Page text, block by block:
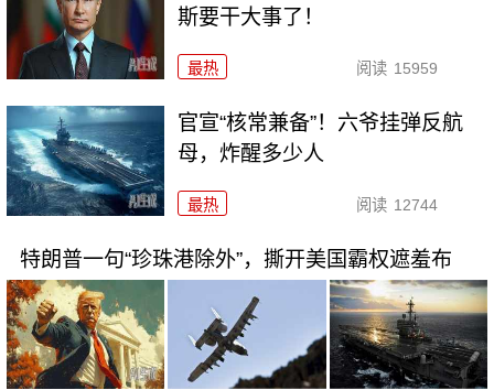
斯要干大事了！
最热 阅读 15959
官宣“核常兼备”！六爷挂弹反航
母，炸醒多少人
最热 阅读 12744
特朗普一句“珍珠港除外”，撕开美国霸权遮羞布